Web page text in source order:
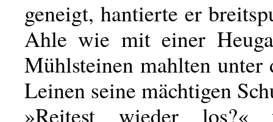
geneigt, hantierte er
Ahle wie mit einer
Mühlsteinen mahlten unter
Leinen seine mächtigen
»Reitest wieder los?«